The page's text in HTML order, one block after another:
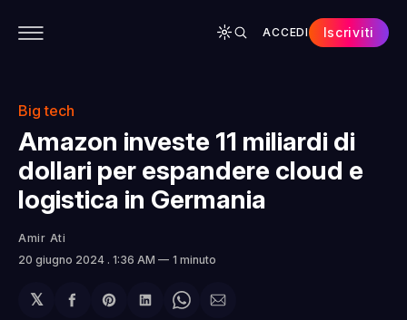
ACCEDI Iscriviti
Big tech
Amazon investe 11 miliardi di
dollari per espandere cloud e
logistica in Germania
Amir Ati
20 giugno 2024 . 1:36 AM 1 minuto
𝕏
Condividi
ShareCondividi
ShareCondividi